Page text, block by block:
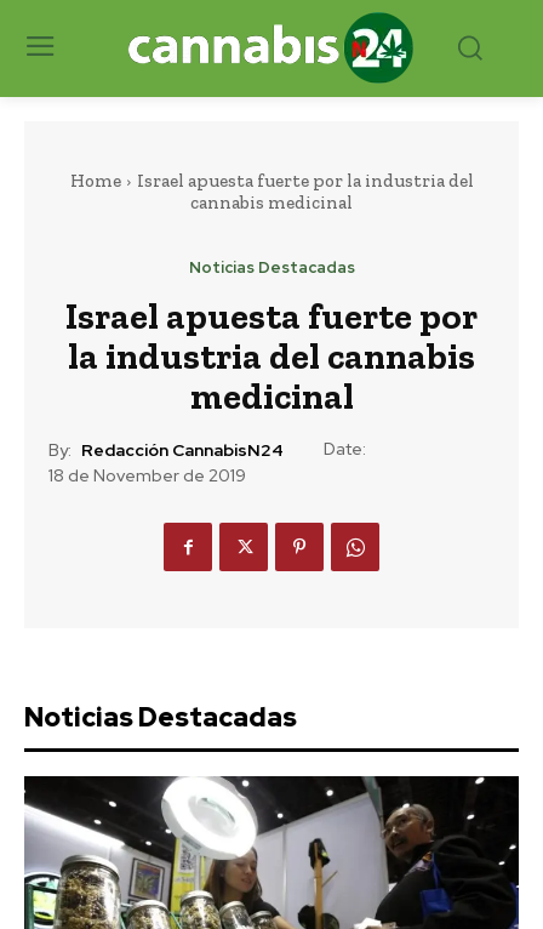
Home
Israel apuesta fuerte por la industria del
cannabis medicinal
Noticias Destacadas
Israel apuesta fuerte por
la industria del cannabis
medicinal
By: Redacción CannabisN24
Date:
18 de November de 2019
Noticias Destacadas